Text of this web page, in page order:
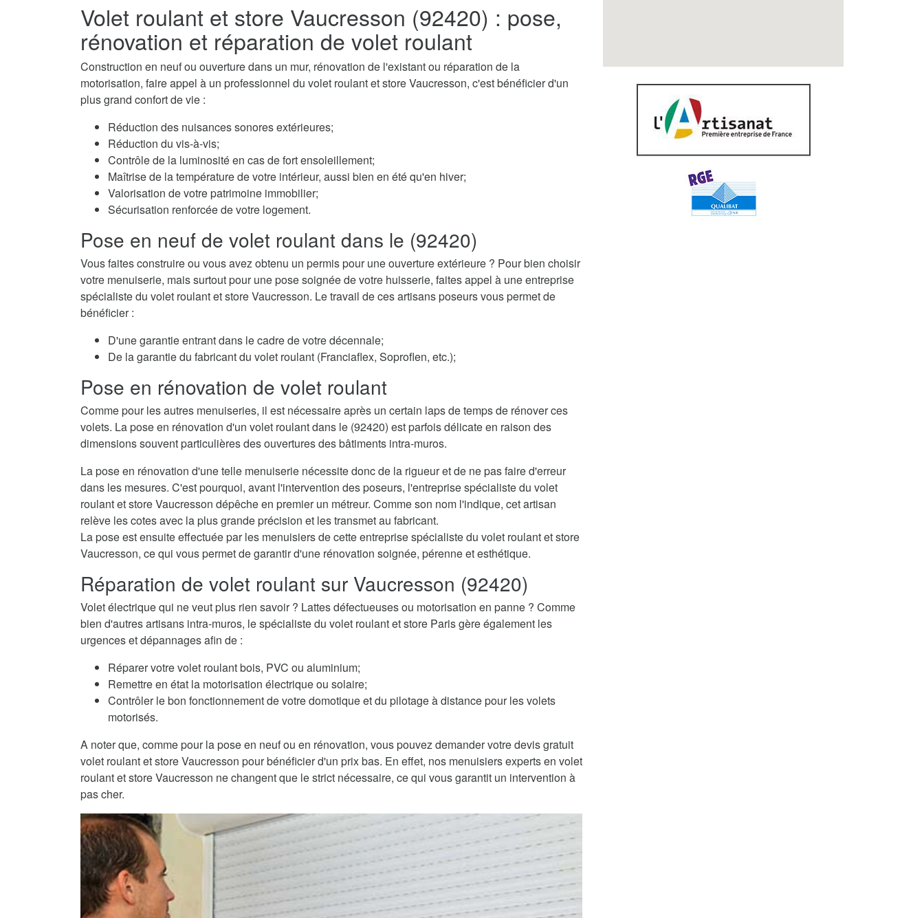
Volet roulant et store Vaucresson (92420) : pose,
rénovation et réparation de volet roulant
Construction en neuf ou ouverture dans un mur, rénovation de l'existant ou réparation de la
motorisation, faire appel à un professionnel du volet roulant et store Vaucresson, c'est bénéficier d'un
plus grand confort de vie :
Réduction des nuisances sonores extérieures;
Réduction du vis-à-vis;
Contrôle de la luminosité en cas de fort ensoleillement;
Maîtrise de la température de votre intérieur, aussi bien en été qu'en hiver;
Valorisation de votre patrimoine immobilier;
Sécurisation renforcée de votre logement.
Pose en neuf de volet roulant dans le (92420)
Vous faites construire ou vous avez obtenu un permis pour une ouverture extérieure ? Pour bien choisir
votre menuiserie, mais surtout pour une pose soignée de votre huisserie, faites appel à une entreprise
spécialiste du volet roulant et store Vaucresson. Le travail de ces artisans poseurs vous permet de
bénéficier :
D'une garantie entrant dans le cadre de votre décennale;
De la garantie du fabricant du volet roulant (Franciaflex, Soproflen, etc.);
Pose en rénovation de volet roulant
Comme pour les autres menuiseries, il est nécessaire après un certain laps de temps de rénover ces
volets. La pose en rénovation d'un volet roulant dans le (92420) est parfois délicate en raison des
dimensions souvent particulières des ouvertures des bâtiments intra-muros.
La pose en rénovation d'une telle menuiserie nécessite donc de la rigueur et de ne pas faire d'erreur
dans les mesures. C'est pourquoi, avant l'intervention des poseurs, l'entreprise spécialiste du volet
roulant et store Vaucresson dépêche en premier un métreur. Comme son nom l'indique, cet artisan
relève les cotes avec la plus grande précision et les transmet au fabricant.
La pose est ensuite effectuée par les menuisiers de cette entreprise spécialiste du volet roulant et store
Vaucresson, ce qui vous permet de garantir d'une rénovation soignée, pérenne et esthétique.
Réparation de volet roulant sur Vaucresson (92420)
Volet électrique qui ne veut plus rien savoir ? Lattes défectueuses ou motorisation en panne ? Comme
bien d'autres artisans intra-muros, le spécialiste du volet roulant et store Paris gère également les
urgences et dépannages afin de :
Réparer votre volet roulant bois, PVC ou aluminium;
Remettre en état la motorisation électrique ou solaire;
Contrôler le bon fonctionnement de votre domotique et du pilotage à distance pour les volets
motorisés.
A noter que, comme pour la pose en neuf ou en rénovation, vous pouvez demander votre devis gratuit
volet roulant et store Vaucresson pour bénéficier d'un prix bas. En effet, nos menuisiers experts en volet
roulant et store Vaucresson ne changent que le strict nécessaire, ce qui vous garantit un intervention à
pas cher.